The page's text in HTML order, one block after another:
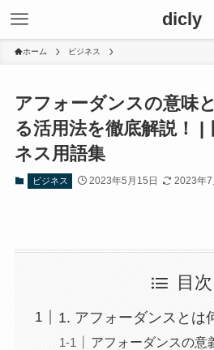
dicly
ホーム ビジネス
アフォーダンスの意味
る活用法を徹底解説！ |
ネス用語集
ビジネス 2023年5月15日 2023年7
目次
1. アフォーダンスとは
アフォーダンスの意